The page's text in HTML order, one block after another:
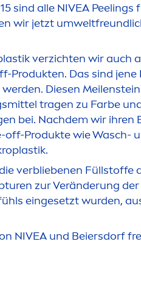
sind alle NIVEA Peelings
wir jetzt
verzichten wir auch
Produkten. Das sind jene
Diesen
tragen zu Farbe
bei. Nachdem wir ihren
off-Produkte wie Wasch-
verbliebenen Füllstoffe
zur Veränderung
eingesetzt wurden,
NIVEA und Beiersdorf